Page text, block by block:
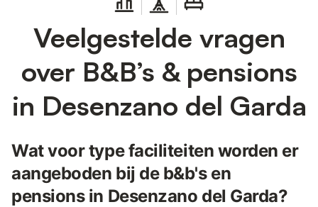
Veelgestelde vragen
over B&B’s & pensions
in Desenzano del Garda
Wat voor type faciliteiten worden er
aangeboden bij de b&b's en
pensions in Desenzano del Garda?